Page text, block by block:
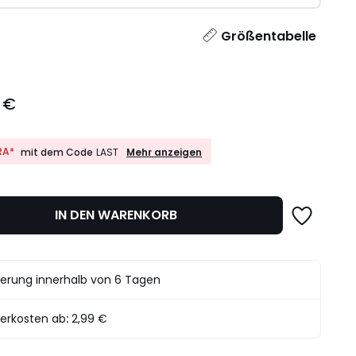
Größentabelle
€
mit dem Code LAST
10%
LAST
Mehr anzeigen
IN DEN WARENKORB
innerhalb von 6 Tagen
ab:2,99 €